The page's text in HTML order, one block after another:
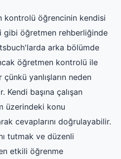
kontrolü öğrencinin kendisi
gibi öğretmen rehberliğinde
arka bölümde
öğretmen kontrolü ile
yanlışların neden
Kendi başına çalışan
üzerindeki konu
cevaplarını doğrulayabilir.
tutmak ve düzenli
etkili öğrenme